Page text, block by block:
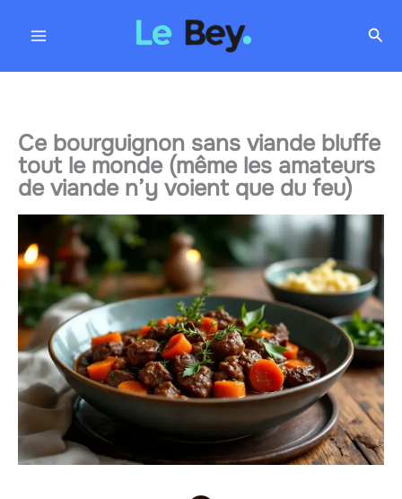
Ce bourguignon sans viande bluffe
tout le monde (même les amateurs
de viande n’y voient que du feu)